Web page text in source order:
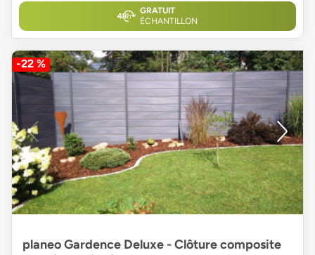
GRATUIT
ÉCHANTILLON
-22 %
planeo Gardence Deluxe - Clôture composite